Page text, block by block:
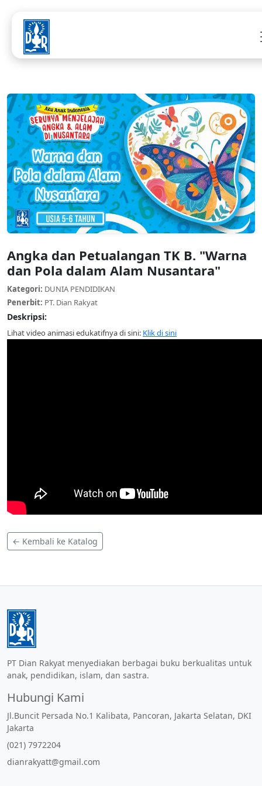
Angka dan Petualangan TK B. "Warna
dan Pola dalam Alam Nusantara"
Kategori: DUNIA PENDIDIKAN
Penerbit: PT. Dian Rakyat
Deskripsi:
Lihat video animasi edukatifnya di sini: Klik di sini
← Kembali ke Katalog
PT Dian Rakyat menyediakan berbagai buku berkualitas untuk
anak, pendidikan, islam, dan sastra.
Hubungi Kami
Jl.Buncit Persada No.1 Kalibata, Pancoran, Jakarta Selatan, DKI
Jakarta
(021) 7972204
dianrakyatt@gmail.com